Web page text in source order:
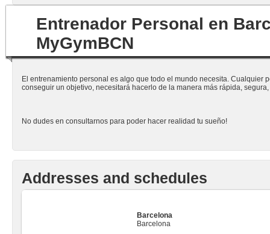
Entrenador Personal en
MyGymBCN
El entrenamiento personal es algo que todo el mundo necesita. Cualquier
conseguir un objetivo, necesitará hacerlo de la manera más rápida,
No dudes en consultarnos para poder hacer realidad tu sueño!
Addresses and schedules
Barcelona
Barcelona